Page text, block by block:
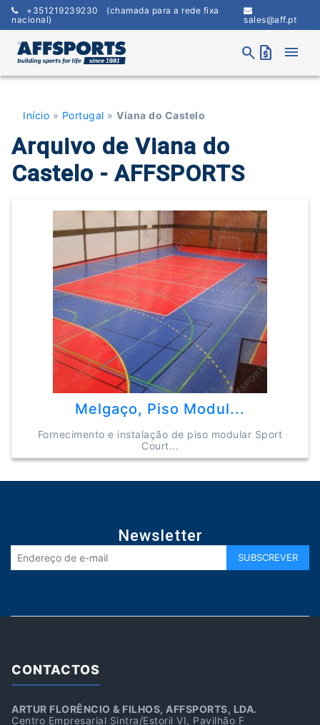
Skip
content
+351219239230 (chamada para a rede fixa
nacional)
sales@aff.pt
search request_quote menu
Início » Portugal » Viana do Castelo
Arquivo de Viana do
Castelo - AFFSPORTS
Melgaço, Piso Modul...
Fornecimento e instalação de piso modular Sport
Court...
Newsletter
CONTACTOS
ARTUR FLORÊNCIO & FILHOS, AFFSPORTS, LDA.
Centro Empresarial Sintra/Estoril VI, Pavilhão F